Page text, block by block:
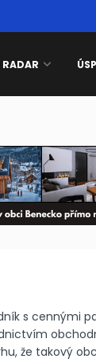
RADAR
s cennými
že takový